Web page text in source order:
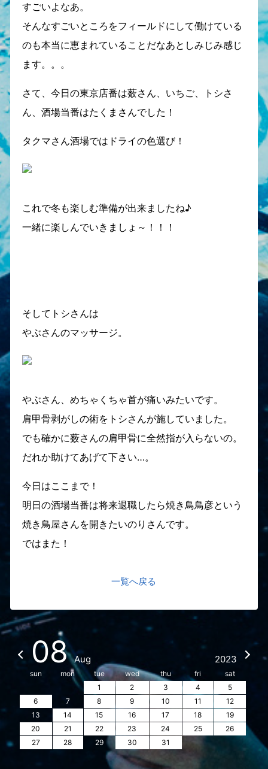
すごいよなあ。
そんなすごいところをフィールドにして働けている
のも本当に恵まれていることだなあとしみじみ感じ
ます。。。
さて、今日の東京店番は薮さん、いちご、トシさ
ん、酒場当番はたくまさんでした！
タクマさん酒場ではドライの色選び！
これで冬も楽しむ準備が出来ましたね♪
一緒に楽しんでいきましょ～！！！
そしてトシさんは
やぶさんのマッサージ。
やぶさん、めちゃくちゃ首が痛いみたいです。
肩甲骨剥がしの術をトシさんが施していました。
でも確かに薮さんの肩甲骨に全然指が入らないの。
だれか助けてあげて下さい…。
今日はここまで！
明日の酒場当番は将来退職したら焼き鳥鳥彦という
焼き鳥屋さんを開きたいのりさんです。
ではまた！
一覧へ戻る
08 Aug 2023
sun mon tue wed thu fri
sat
1
2 3 4
5
6
7 8 9 10 11
12
13
14 15 16 17 18
19
20
21 22 23 24 25
26
27
28 29 30 31